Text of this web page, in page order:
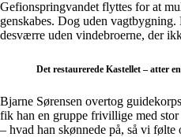
Gefionspringvandet flyttes for at
genskabes. Dog uden
desværre uden vindebroerne, der
Det restaurerede Kastellet – atter
Bjarne Sørensen overtog
fik han en gruppe frivillige med
– hvad han skønnede på, så vi